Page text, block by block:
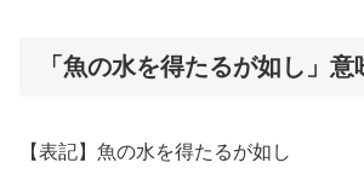
「魚の水を得たるが如し」
【表記】魚の水を得たるが如し